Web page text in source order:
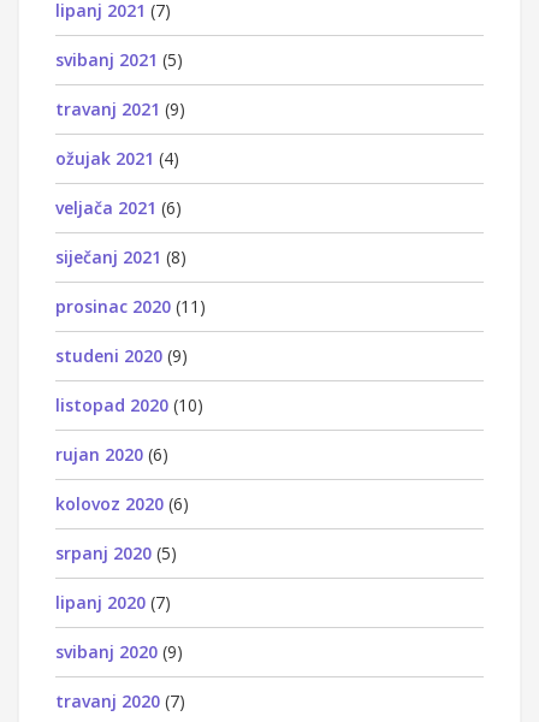
lipanj 2021 (7)
svibanj 2021 (5)
travanj 2021 (9)
ožujak 2021 (4)
veljača 2021 (6)
siječanj 2021 (8)
prosinac 2020 (11)
studeni 2020 (9)
listopad 2020 (10)
rujan 2020 (6)
kolovoz 2020 (6)
srpanj 2020 (5)
lipanj 2020 (7)
svibanj 2020 (9)
travanj 2020 (7)